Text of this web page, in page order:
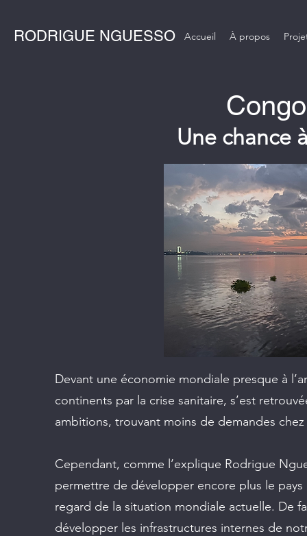
RODRIGUE NGUESSO Accueil À propos
Une chance
Devant une économie mondiale presque à
continents par la crise sanitaire, s’est
ambitions, trouvant moins de demandes
Cependant, comme l’explique Rodrigue
permettre de développer encore plus le
regard de la situation mondiale actuelle. De
développer les infrastructures internes de